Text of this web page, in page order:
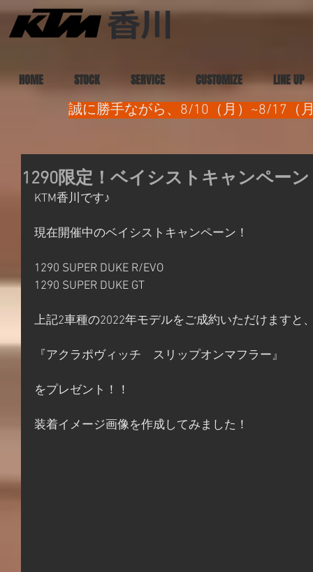
HOME STOCK SERVICE CUSTOMIZE LINE UP
誠に勝手ながら、8/10（月）~8/17（
1290限定！ベイシストキャンペー
KTM香川です♪
現在開催中のベイシストキャンペーン！
1290 SUPER DUKE R/EVO
1290 SUPER DUKE GT
上記2車種の2022年モデルをご成約いただけますと
『アクラポヴィッチ　スリップオンマフラー』
をプレゼント！！
装着イメージ画像を作成してみました！